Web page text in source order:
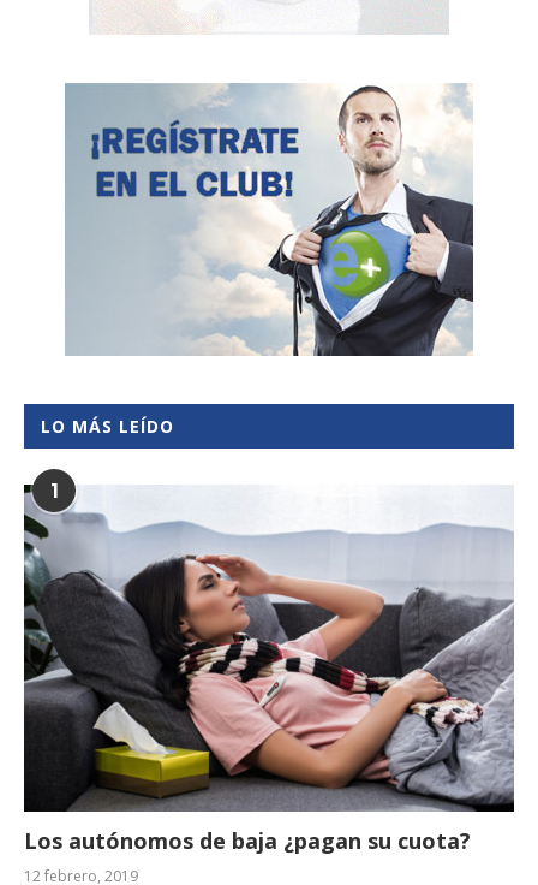
LO MÁS LEÍDO
1
Los autónomos de baja ¿pagan su cuota?
12 febrero, 2019